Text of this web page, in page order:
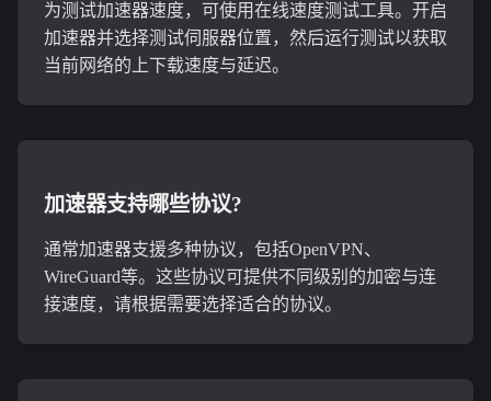
为测试加速器速度，可使用在线速度测试工具。开启
加速器并选择测试伺服器位置，然后运行测试以获取
当前网络的上下载速度与延迟。
加速器支持哪些协议?
通常加速器支援多种协议，包括OpenVPN、
WireGuard等。这些协议可提供不同级别的加密与连
接速度，请根据需要选择适合的协议。